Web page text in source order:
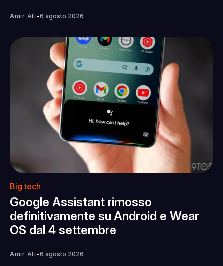
Amir Ati -6 agosto 2026
Big tech
Google Assistant rimosso
definitivamente su Android e Wear
OS dal 4 settembre
Amir Ati -6 agosto 2026